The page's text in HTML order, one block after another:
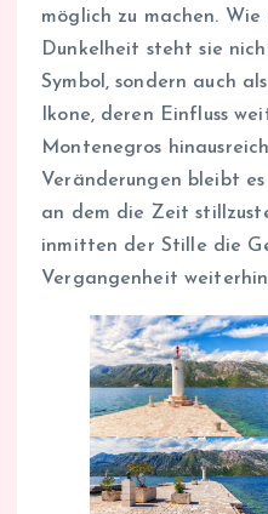
möglich zu machen.
Dunkelheit steht sie
Symbol, sondern auch
Ikone, deren Einfluss
Montenegros
Veränderungen bleibt
an dem die Zeit
inmitten der Stille die
Vergangenheit